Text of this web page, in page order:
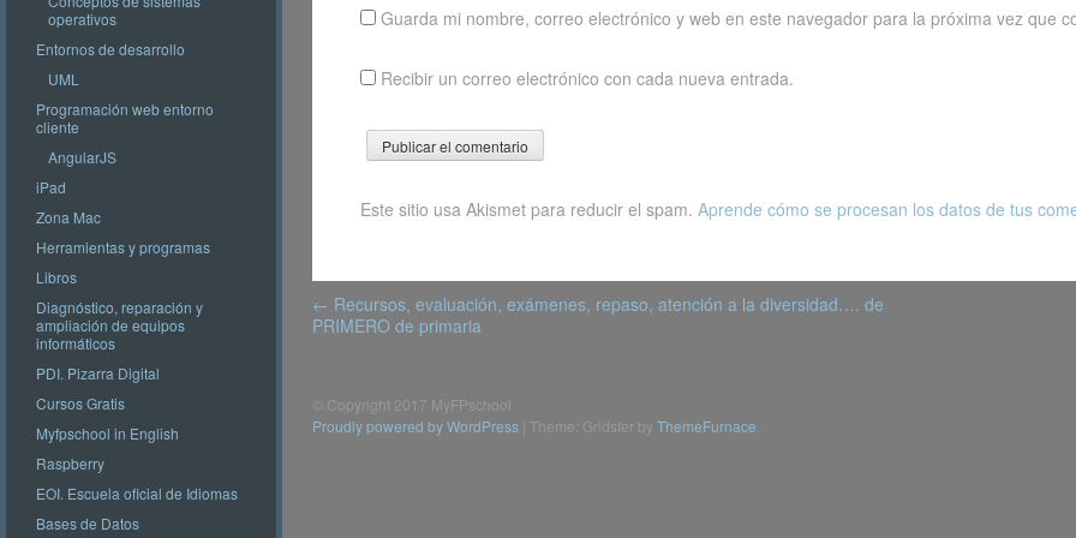
operativos
Entornos de desarrollo
UML
Programación web entorno
cliente
AngularJS
iPad
Zona Mac
Herramientas y programas
Libros
Diagnóstico, reparación y
ampliación de equipos
informáticos
PDI. Pizarra Digital
Cursos Gratis
Myfpschool in English
Raspberry
EOI. Escuela oficial de Idiomas
Bases de Datos
Guarda mi nombre, correo electrónico y web en este navegador para la próxima vez que
Recibir un correo electrónico con cada nueva entrada.
Este sitio usa Akismet para reducir el spam. Aprende cómo se procesan los datos de tus
navigation
← Recursos, evaluación, exámenes, repaso, atención a la diversidad…. de
PRIMERO de primaria
© Copyright 2017 MyFPschool
Proudly powered by WordPress Theme: Gridster by ThemeFurnace